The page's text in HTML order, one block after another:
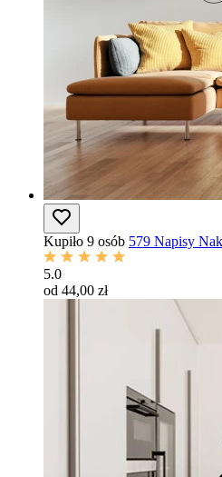
Kupiło 9 osób 579 Napisy
5.0
od 44,00 zł